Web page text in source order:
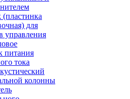
для
управления
питания
тока
колонны